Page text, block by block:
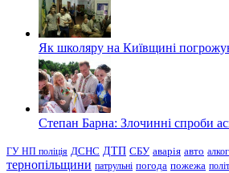
Як школяру на Київщині
Степан Барна: Злочинні спроби
ГУ НП поліція ДСНС ДТП СБУ аварія авто
тернопільщини патрульні погода пожежа